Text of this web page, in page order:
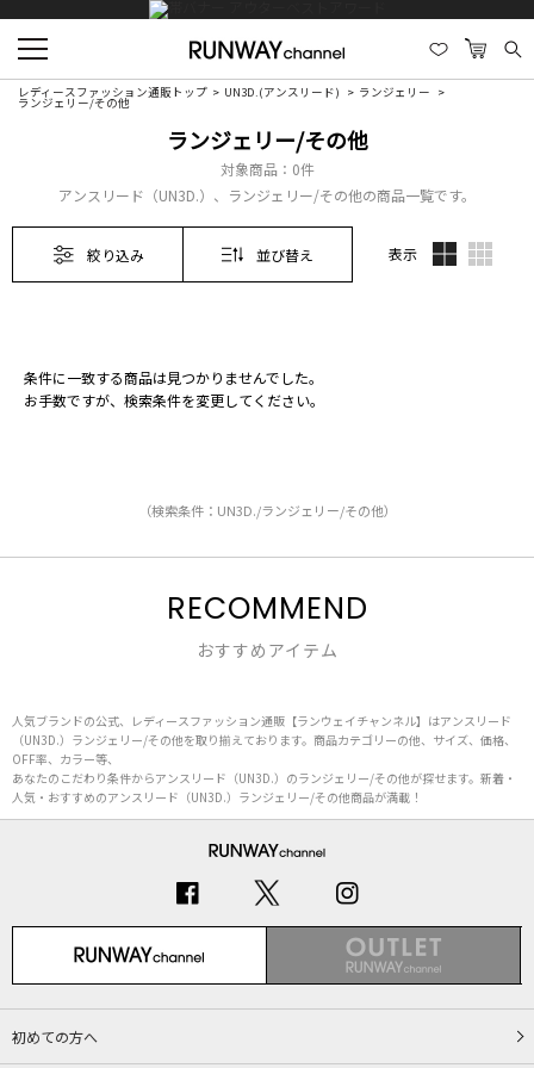
レディースファッション通販トップ UN3D.(アンスリード) ランジェリー
ランジェリー/その他
ランジェリー/その他
対象商品： 0件
アンスリード（UN3D.）、ランジェリー/その他の商品一覧です。
絞り込み 並び替え 表示
条件に一致する商品は見つかりませんでした。
お手数ですが、検索条件を変更してください。
（検索条件：UN3D./ランジェリー/その他）
RECOMMEND
おすすめアイテム
人気ブランドの公式、レディースファッション通販【ランウェイチャンネル】はアンスリード
（UN3D.）ランジェリー/その他を取り揃えております。商品カテゴリーの他、サイズ、価格、
OFF率、カラー等、
あなたのこだわり条件からアンスリード（UN3D.）のランジェリー/その他が探せます。新着・
人気・おすすめのアンスリード（UN3D.）ランジェリー/その他商品が満載！
初めての方へ